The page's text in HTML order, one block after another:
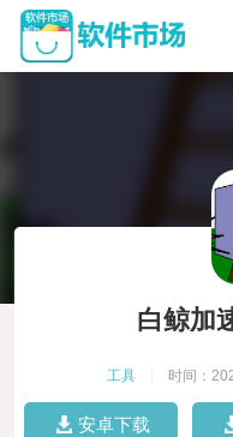
白鲸加
工具 时间：
安卓下载